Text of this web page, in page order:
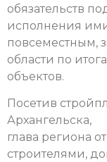
обязательств
исполнения
повсеместным,
области по
объектов.
Посетив
Архангельска,
глава региона
строителями,